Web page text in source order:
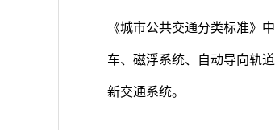
《城市公共交通分类标准》
车、磁浮系统、自动导向轨
新交通系统。